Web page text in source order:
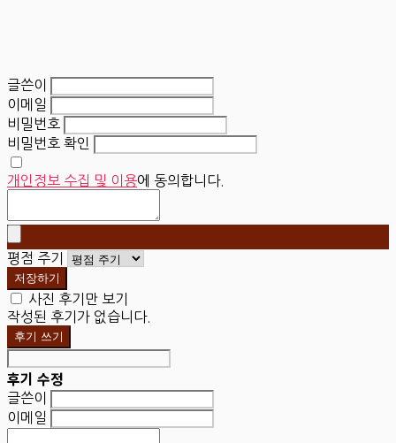
글쓴이
이메일
비밀번호
비밀번호 확인
개인정보 수집 및 이용에 동의합니다.
평점 주기
저장하기
사진 후기만 보기
작성된 후기가 없습니다.
후기 쓰기
후기 수정
글쓴이
이메일